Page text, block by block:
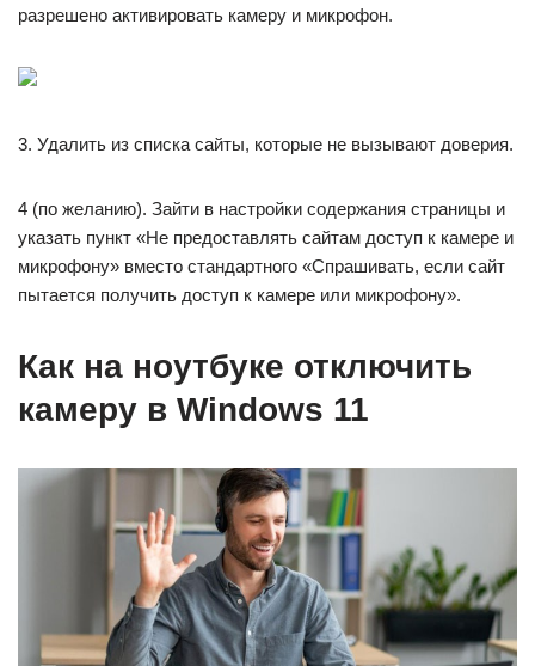
разрешено активировать камеру и микрофон.
3. Удалить из списка сайты, которые не вызывают доверия.
4 (по желанию). Зайти в настройки содержания страницы и
указать пункт «Не предоставлять сайтам доступ к камере и
микрофону» вместо стандартного «Спрашивать, если сайт
пытается получить доступ к камере или микрофону».
Как на ноутбуке отключить
камеру в Windows 11